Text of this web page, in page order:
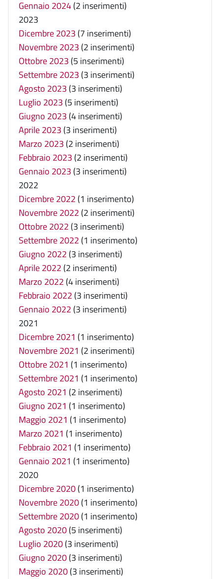
Gennaio 2024(2 inserimenti)
2023
Dicembre 2023 (7 inserimenti)
Novembre 2023 (2 inserimenti)
Ottobre 2023 (5 inserimenti)
Settembre 2023 (3 inserimenti)
Agosto 2023 (3 inserimenti)
Luglio 2023 (5 inserimenti)
Giugno 2023 (4 inserimenti)
Aprile 2023 (3 inserimenti)
Marzo 2023 (2 inserimenti)
Febbraio 2023 (2 inserimenti)
Gennaio 2023 (3 inserimenti)
2022
Dicembre 2022 (1 inserimento)
Novembre 2022 (2 inserimenti)
Ottobre 2022 (3 inserimenti)
Settembre 2022 (1 inserimento)
Giugno 2022 (3 inserimenti)
Aprile 2022 (2 inserimenti)
Marzo 2022 (4 inserimenti)
Febbraio 2022 (3 inserimenti)
Gennaio 2022 (3 inserimenti)
2021
Dicembre 2021 (1 inserimento)
Novembre 2021 (2 inserimenti)
Ottobre 2021 (1 inserimento)
Settembre 2021 (1 inserimento)
Agosto 2021 (2 inserimenti)
Giugno 2021 (1 inserimento)
Maggio 2021 (1 inserimento)
Marzo 2021 (1 inserimento)
Febbraio 2021 (1 inserimento)
Gennaio 2021 (1 inserimento)
2020
Dicembre 2020(1 inserimento)
Novembre 2020(1 inserimento)
Settembre 2020(1 inserimento)
Agosto 2020(5 inserimenti)
Luglio 2020(3 inserimenti)
Giugno 2020(3 inserimenti)
Maggio 2020(3 inserimenti)